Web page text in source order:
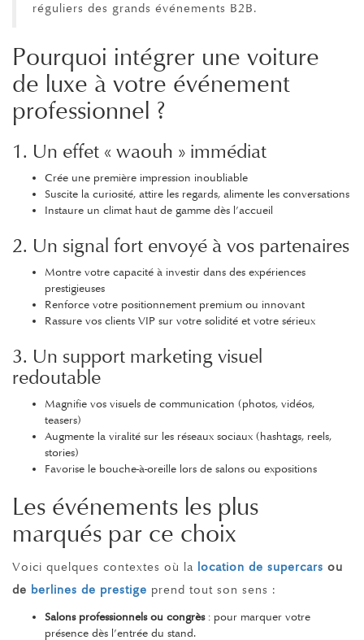
réguliers des grands événements B2B.
Pourquoi intégrer une voiture
de luxe à votre événement
professionnel ?
1. Un effet « waouh » immédiat
Crée une première impression inoubliable
Suscite la curiosité, attire les regards, alimente les conversations
Instaure un climat haut de gamme dès l’accueil
2. Un signal fort envoyé à vos partenaires
Montre votre capacité à investir dans des expériences
prestigieuses
Renforce votre positionnement premium ou innovant
Rassure vos clients VIP sur votre solidité et votre sérieux
3. Un support marketing visuel
redoutable
Magnifie vos visuels de communication (photos, vidéos,
teasers)
Augmente la viralité sur les réseaux sociaux (hashtags, reels,
stories)
Favorise le bouche-à-oreille lors de salons ou expositions
Les événements les plus
marqués par ce choix
Voici quelques contextes où la location de supercars ou
de berlines de prestige prend tout son sens :
Salons professionnels ou congrès: pour marquer votre
présence dès l’entrée du stand.